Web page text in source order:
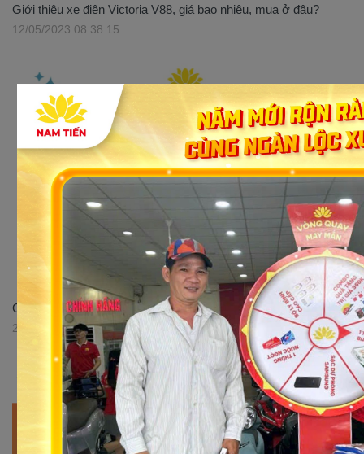
Giới thiệu xe điện Victoria V88, giá bao nhiêu, mua ở đâu?
12/05/2023 08:38:15
Giới thiệu xe số 50cc Sirius Victoria tại Xe điện Nam Tiến
29/05/2023 16:52:51